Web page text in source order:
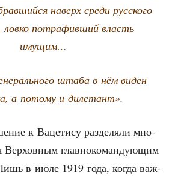
наверх сре­ди рус­ско­го
лов­ко потра­фив­ший власть
имущим…
шта­ба в нём виден
а пото­му и дилетант».
к Ваце­ти­су раз­де­ля­ли мно­
Вер­хов­ным глав­но­ко­ман­ду­ю­щим
в июле 1919 года, когда важ­